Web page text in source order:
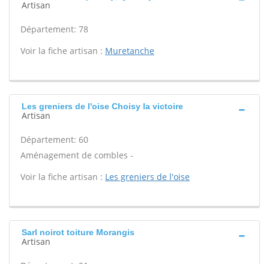
Artisan
Département: 78
Voir la fiche artisan : Muretanche
Les greniers de l'oise Choisy la victoire
Artisan
Département: 60
Aménagement de combles -
Voir la fiche artisan : Les greniers de l'oise
Sarl noirot toiture Morangis
Artisan